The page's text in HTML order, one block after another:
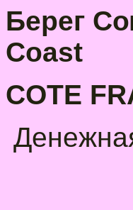
Берег
Coast
COTE